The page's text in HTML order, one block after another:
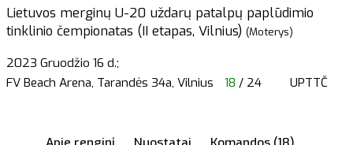
Lietuvos merginų U-20 uždarų patalpų paplūdimio
tinklinio čempionatas (II etapas, Vilnius) (Moterys)
2023 Gruodžio 16 d.;
FV Beach Arena, Tarandės 34a, Vilnius
18 / 24 UPTTČ